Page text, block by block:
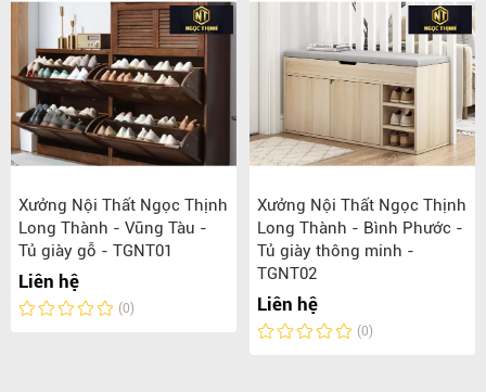
Xưởng Nội Thất Ngọc Thịnh
Long Thành - Vũng Tàu -
Tủ giày gỗ - TGNT01
Liên hệ
(0)
Xưởng Nội Thất Ngọc Thịnh
Long Thành - Bình Phước -
Tủ giày thông minh -
TGNT02
Liên hệ
(0)